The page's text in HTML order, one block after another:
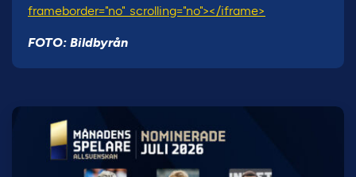
frameborder="no" scrolling="no"></iframe>
FOTO: Bildbyrån